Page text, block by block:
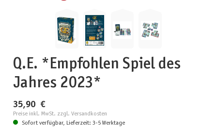
Q.E. *Empfohlen Spiel des
Jahres 2023*
35,90 €
Preise inkl. MwSt. zzgl. Versandkosten
Sofort verfügbar, Lieferzeit: 3-5 Werktage